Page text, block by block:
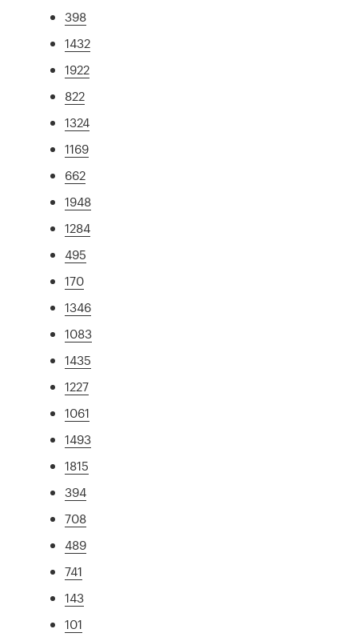
398
1432
1922
822
1324
1169
662
1948
1284
495
170
1346
1083
1435
1227
1061
1493
1815
394
708
489
741
143
101